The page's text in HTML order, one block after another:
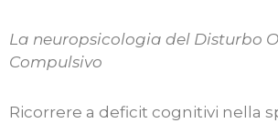
La neuropsicologia del Disturbo
Compulsivo
Ricorrere a deficit cognitivi nella